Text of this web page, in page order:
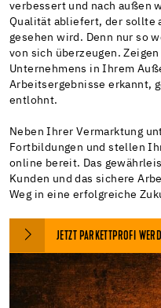
verbessert und nach außen
Qualität abliefert, der sollte
gesehen wird. Denn nur so
von sich überzeugen.
Unternehmens in Ihrem
Arbeitsergebnisse erkannt,
entlohnt.
Neben Ihrer Vermarktung
Fortbildungen und stellen
online bereit. Das
Kunden und das sichere
Weg in eine erfolgreiche
JETZT PARKETTPROFI